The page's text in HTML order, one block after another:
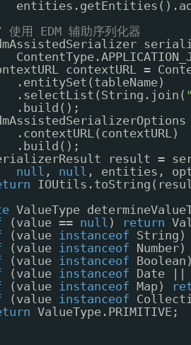
用 EDM 辅助序列化器
contextURL =
.entitySet(tableName)
.selectList(String.join(
.build();
.contextURL(contextURL)
.build();
result =
null , null , entities,
ValueType
(value == null ) return
(value instanceof
(value instanceof
(value instanceof
(value instanceof
Date
(value instanceof Map)
(value instanceof
ValueType.PRIMITIVE;